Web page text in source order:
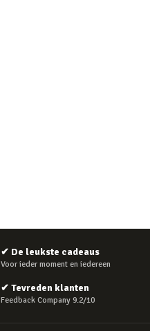
✔ De leukste cadeaus
Voor ieder moment en iedereen
✔ Tevreden klanten
Feedback Company 9.2/10